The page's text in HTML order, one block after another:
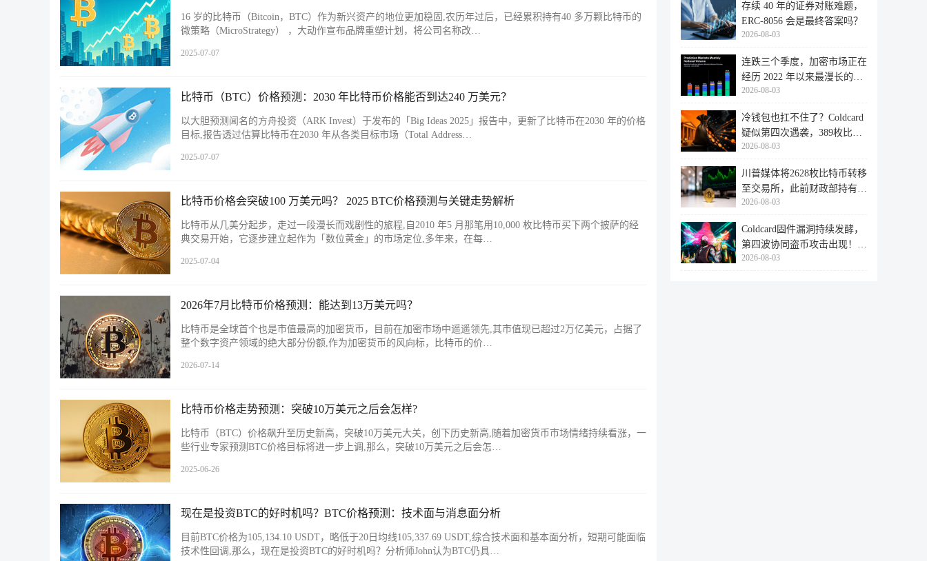
16 岁的比特币（Bitcoin，BTC）作为新兴资产的地位更加稳固,农历年过后，已经累积持有40 多万颗比特币的
微策略（MicroStrategy） ，大动作宣布品牌重塑计划，将公司名称改…
2025-07-07
比特币（BTC）价格预测：2030 年比特币价格能否到达240 万美元？
以大胆预测闻名的方舟投资（ARK Invest）于发布的「Big Ideas 2025」报告中，更新了比特币在2030 年的价格
目标,报告透过估算比特币在2030 年从各类目标市场（Total Address…
2025-07-07
比特币价格会突破100 万美元吗？ 2025 BTC价格预测与关键走势解析
比特币从几美分起步，走过一段漫长而戏剧性的旅程,自2010 年5 月那笔用10,000 枚比特币买下两个披萨的经
典交易开始，它逐步建立起作为「数位黄金」的市场定位,多年来，在每…
2025-07-04
2026年7月比特币价格预测：能达到13万美元吗？
比特币是全球首个也是市值最高的加密货币，目前在加密市场中遥遥领先,其市值现已超过2万亿美元，占据了
整个数字资产领域的绝大部分份额,作为加密货币的风向标，比特币的价…
2026-07-14
比特币价格走势预测：突破10万美元之后会怎样?
比特币（BTC）价格飙升至历史新高，突破10万美元大关，创下历史新高,随着加密货币市场情绪持续看涨，一
些行业专家预测BTC价格目标将进一步上调,那么，突破10万美元之后会怎…
2025-06-26
现在是投资BTC的好时机吗？BTC价格预测：技术面与消息面分析
目前BTC价格为105,134.10 USDT，略低于20日均线105,337.69 USDT,综合技术面和基本面分析，短期可能面临
技术性回调,那么，现在是投资BTC的好时机吗？分析师John认为BTC仍具…
存续 40 年的证券对账难题，
ERC-8056 会是最终答案吗？
2026-08-03
连跌三个季度，加密市场正在
经历 2022 年以来最漫长的退
潮
2026-08-03
冷钱包也扛不住了？Coldcard
疑似第四次遇袭，389枚比特
币失
2026-08-03
川普媒体将2628枚比特币转移
至交易所，此前财政部持有的
比特
2026-08-03
Coldcard固件漏洞持续发酵，
第四波协同盗币攻击出现！
462个
2026-08-03